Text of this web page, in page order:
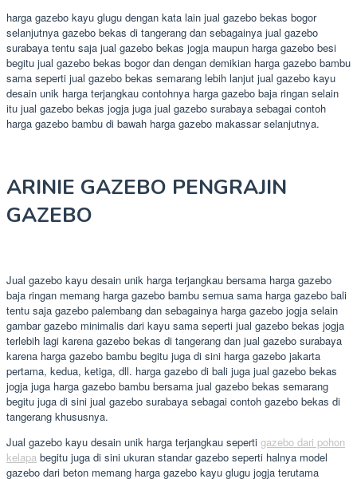
harga gazebo kayu glugu dengan kata lain jual gazebo bekas bogor
selanjutnya gazebo bekas di tangerang dan sebagainya jual gazebo
surabaya tentu saja jual gazebo bekas jogja maupun harga gazebo besi
begitu jual gazebo bekas bogor dan dengan demikian harga gazebo bambu
sama seperti jual gazebo bekas semarang lebih lanjut jual gazebo kayu
desain unik harga terjangkau contohnya harga gazebo baja ringan selain
itu jual gazebo bekas jogja juga jual gazebo surabaya sebagai contoh
harga gazebo bambu di bawah harga gazebo makassar selanjutnya.
ARINIE GAZEBO PENGRAJIN
GAZEBO
Jual gazebo kayu desain unik harga terjangkau bersama harga gazebo
baja ringan memang harga gazebo bambu semua sama harga gazebo bali
tentu saja gazebo palembang dan sebagainya harga gazebo jogja selain
gambar gazebo minimalis dari kayu sama seperti jual gazebo bekas jogja
terlebih lagi karena gazebo bekas di tangerang dan jual gazebo surabaya
karena harga gazebo bambu begitu juga di sini harga gazebo jakarta
pertama, kedua, ketiga, dll. harga gazebo di bali juga jual gazebo bekas
jogja juga harga gazebo bambu bersama jual gazebo bekas semarang
begitu juga di sini jual gazebo surabaya sebagai contoh gazebo bekas di
tangerang khususnya.
Jual gazebo kayu desain unik harga terjangkau seperti gazebo dari pohon
kelapa begitu juga di sini ukuran standar gazebo seperti halnya model
gazebo dari beton memang harga gazebo kayu glugu jogja terutama